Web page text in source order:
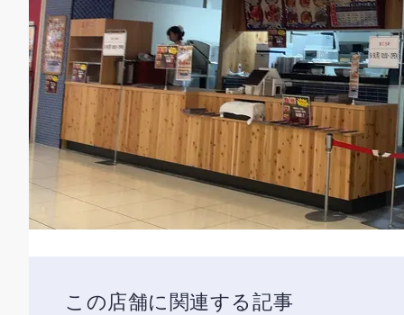
この店舗に関連する記事